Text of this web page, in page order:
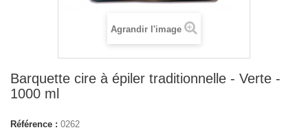
Agrandir l'image
Barquette cire à épiler traditionnelle - Verte -
1000 ml
Référence : 0262